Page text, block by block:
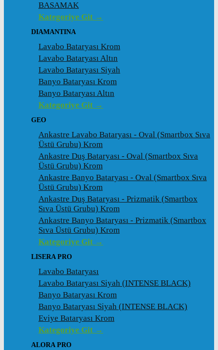
BASAMAK
Kategoriye Git →
DIAMANTINA
Lavabo Bataryası Krom
Lavabo Bataryası Altın
Lavabo Bataryası Siyah
Banyo Bataryası Krom
Banyo Bataryası Altın
Kategoriye Git →
GEO
Ankastre Lavabo Bataryası - Oval (Smartbox Sıva
Üstü Grubu) Krom
Ankastre Duş Bataryası - Oval (Smartbox Sıva
Üstü Grubu) Krom
Ankastre Banyo Bataryası - Oval (Smartbox Sıva
Üstü Grubu) Krom
Ankastre Duş Bataryası - Prizmatik (Smartbox
Sıva Üstü Grubu) Krom
Ankastre Banyo Bataryası - Prizmatik (Smartbox
Sıva Üstü Grubu) Krom
Kategoriye Git →
LISERA PRO
Lavabo Bataryası
Lavabo Bataryası Siyah (INTENSE BLACK)
Banyo Bataryası Krom
Banyo Bataryası Siyah (INTENSE BLACK)
Eviye Bataryası Krom
Kategoriye Git →
ALORA PRO